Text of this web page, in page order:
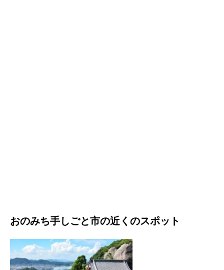
おのみち手しごと市の近くのスポット